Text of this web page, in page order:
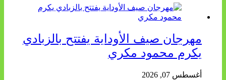
مهرجان صيف الأوداية يفتتح بالزبادي
يكرم محمود مكري
أغسطس 07, 2026